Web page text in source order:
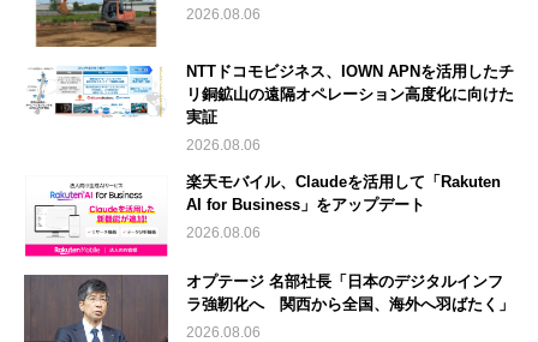
2026.08.06
NTTドコモビジネス、IOWN APNを活用したチ
リ銅鉱山の遠隔オペレーション高度化に向けた
実証
2026.08.06
楽天モバイル、Claudeを活用して「Rakuten
AI for Business」をアップデート
2026.08.06
オプテージ 名部社長「日本のデジタルインフ
ラ強靭化へ 関西から全国、海外へ羽ばたく」
2026.08.06